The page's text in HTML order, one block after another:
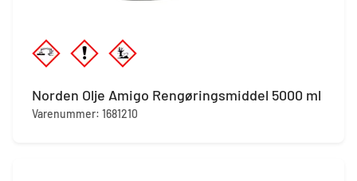
Norden Olje Amigo Rengøringsmiddel 5000 ml
Varenummer: 1681210